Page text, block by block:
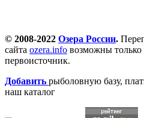
© 2008-2022 Озера России.
сайта ozera.info возможны
первоисточник.
Добавить рыболовную базу,
наш каталог